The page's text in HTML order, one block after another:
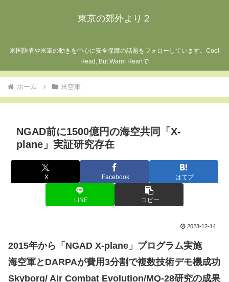
東京の郊外より２
米国防省や米軍の動きを中心に安全保障の話題をフォローしています。Cool
Head, But Warm Heartで
ホーム 米空軍
NGAD前に1500億円の海空共同「X-
plane」実証研究存在
X Facebook はてブ
LINE コピー
2023-12-14
2015年から「NGAD X-plane」プログラム実施
海空軍とDARPAが費用3分割で複数技術デモ機成功
Skyborg/ Air Combat Evolution/MQ-28研究の成果